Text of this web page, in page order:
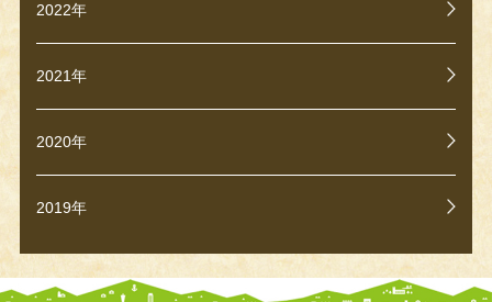
2022年
2021年
2020年
2019年